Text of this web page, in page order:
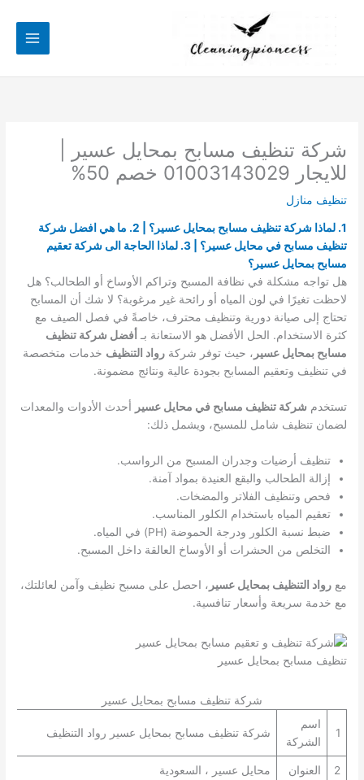
شركة تنظيف مسابح بمحايل عسير |
للايجار 01003143029 خصم 50%
تنظيف منازل
1. لماذا شركة تنظيف مسابح بمحايل عسير؟ | 2. ما هي افضل شركة
تنظيف مسابح في محايل عسير؟ | 3. لماذا الحاجة الى شركة تعقيم
مسابح بمحايل عسير؟
هل تواجه مشكلة في نظافة المسبح وتراكم الأوساخ أو الطحالب؟ هل
لاحظت تغيرًا في لون المياه أو رائحة غير مرغوبة؟ لا شك أن المسابح
تحتاج إلى صيانة دورية وتنظيف محترف، خاصةً في فصل الصيف مع
كثرة الاستخدام. الحل الأفضل هو الاستعانة بـ أفضل شركة تنظيف
مسابح بمحايل عسير ، حيث توفر شركةرواد التنظيف خدمات متخصصة
في تنظيف وتعقيم المسابح بجودة عالية ونتائج مضمونة.
تستخدم شركة تنظيف مسابح في محايل عسير أحدث الأدوات والمعدات
لضمان تنظيف شامل للمسبح، ويشمل ذلك:
تنظيف أرضيات وجدران المسبح من الرواسب.
إزالة الطحالب والبقع العنيدة بمواد آمنة.
فحص وتنظيف الفلاتر والمضخات.
تعقيم المياه باستخدام الكلور المناسب.
ضبط نسبة الكلور ودرجة الحموضة (PH) في المياه.
التخلص من الحشرات أو الأوساخ العالقة داخل المسبح.
معرواد التنظيف بمحايل عسير ، احصل على مسبح نظيف وآمن لعائلتك،
مع خدمة سريعة وأسعار تنافسية.
تنظيف مسابح بمحايل عسير
شركة تنظيف مسابح بمحايل عسير
1
اسم
الشركة
شركة تنظيف مسابح بمحايل عسير رواد التنظيف
2 العنوان محايل عسير ، السعودية